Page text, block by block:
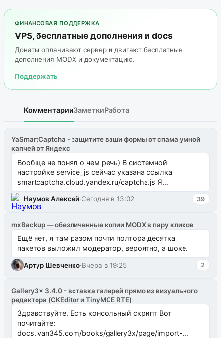
ФИНАНСОВАЯ ПОДДЕРЖКА
VPS, бесплатные дополнения и docs
Донаты оплачивают сервер и двигают бесплатные
дополнения MODX и документацию.
Поддержать
КомментарииЗаметкиРабота
YaSmartCaptcha - защитите ваши формы от спама умной
капчей от Яндекс
Вообще не понял о чем речь) В системной
настройке service_js сейчас указана ссылка
smartcaptcha.cloud.yandex.ru/captcha.js Я
предложил очистить эту настройку, тогда
компонент н...
Наумов Алексей·Сегодня в 13:02 39
mxBackup — обезличенные копии MODX в пару кликов
Ещё нет, я там разом почти полтора десятка
пакетов выложил модератор, вероятно, а шоке.
Артур Шевченко·Вчера в 19:25 2
Gallery3x 3.4.0 - вставка галерей прямо из визуального
редактора (CKEditor и TinyMCE RTE)
Здравствуйте. Есть консольный скрипт Вот
почитайте:
docs.ivan345.com/books/gallery3x/page/import-